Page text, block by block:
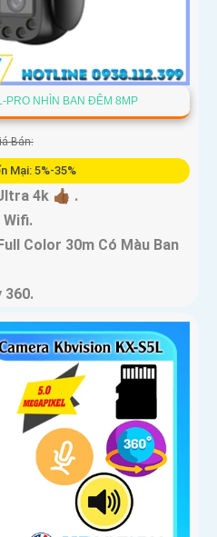
PRO NHÌN BAN ĐÊM 8MP
Bán:
Mại: 5%-35%
4k 👍🏾 .
Wifi.
Color 30m Có Màu Ban
360.
Loa.